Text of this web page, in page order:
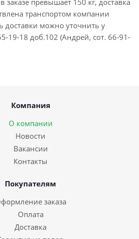
заказе превышает 150 кг, доставка
транспортом компании
можно уточнить у
19-18 доб.102 (Андрей, сот. 66-91-
Компания
О компании
Новости
Вакансии
Контакты
Покупателям
заказа
Оплата
Доставка